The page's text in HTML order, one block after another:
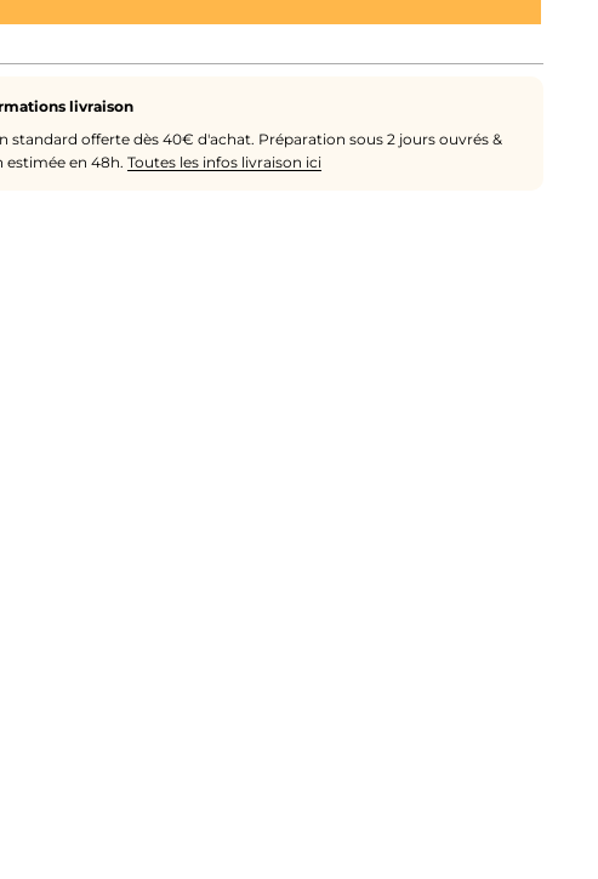
livraison
standard offerte dès 40€ d'achat. Préparation sous 2 jours ouvrés &
estimée en 48h. Toutes les infos livraison ici